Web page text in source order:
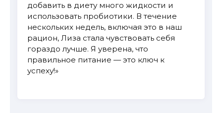
добавить в диету много жидкости и
использовать пробиотики. В течение
нескольких недель, включая это в наш
рацион, Лиза стала чувствовать себя
гораздо лучше. Я уверена, что
правильное питание — это ключ к
успеху!»